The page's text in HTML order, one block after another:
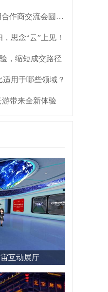
开视界 创未来丨酷雷曼第十期合作商交流会圆满举办
思念“云”上见！
，缩短成交路径
用于哪些领域？
带来全新体验
互动展厅